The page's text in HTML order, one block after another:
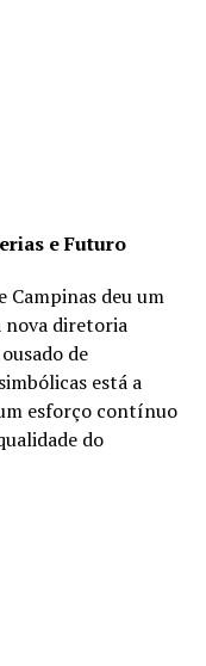
e Futuro
Campinas deu um
nova diretoria
de
está a
esforço contínuo
do